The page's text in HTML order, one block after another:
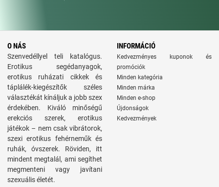
O NÁS
Szenvedéllyel teli katalógus.
Erotikus segédanyagok,
erotikus ruházati cikkek és
táplálék-kiegészítők széles
választékát kínáljuk a jobb szex
érdekében. Kiváló minőségű
erekciós szerek, erotikus
játékok – nem csak vibrátorok,
szexi erotikus fehérneműk és
ruhák, óvszerek. Röviden, itt
mindent megtalál, ami segíthet
megmenteni vagy javítani
szexuális életét.
INFORMÁCIÓ
Kedvezményes kuponok és
promóciók
Minden kategória
Minden márka
Minden e-shop
Újdonságok
Kedvezmények